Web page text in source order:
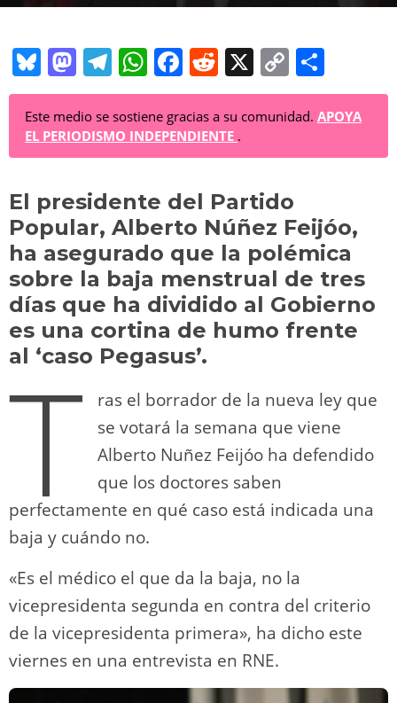
Bl
u
e
sk
y
M
a
st
o
d
o
n
T
el
e
gr
a
m
W
h
at
s
A
p
p
F
a
c
e
b
o
o
k
R
e
d
di
t
X
C
o
p
y
Li
n
k
o
m
p
tir
Este medio se sostiene gracias a su comunidad. APOYA
EL PERIODISMO INDEPENDIENTE .
El presidente del Partido
Popular, Alberto Núñez Feijóo,
ha asegurado que la polémica
sobre la baja menstrual de tres
días que ha dividido al Gobierno
es una cortina de humo frente
al ‘caso Pegasus’.
T
ras el borrador de la nueva ley que
se votará la semana que viene
Alberto Nuñez Feijóo ha defendido
que los doctores saben
perfectamente en qué caso está indicada una
baja y cuándo no.
«Es el médico el que da la baja, no la
vicepresidenta segunda en contra del criterio
de la vicepresidenta primera», ha dicho este
viernes en una entrevista en RNE.